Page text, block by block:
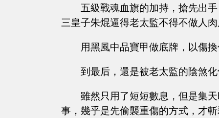
五級戰魂血旗的加持，搶先出
三皇子朱焜逼得老太監不得不做人
用黑風中品寶甲做底牌，以傷
到最后，還是被老太監的陰煞
雖然只用了短短數息，但是集
事，幾乎是先偷襲重傷的方式，才